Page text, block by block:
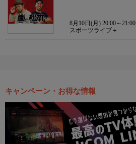
8月10日(月) 20:00～21:00
スポーツライブ＋
キャンペーン・お得な情報